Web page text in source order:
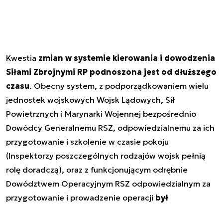
Kwestia zmian w systemie kierowania i dowodzenia
Siłami Zbrojnymi RP podnoszona jest od dłuższego
czasu. Obecny system, z podporządkowaniem wielu
jednostek wojskowych Wojsk Lądowych, Sił
Powietrznych i Marynarki Wojennej bezpośrednio
Dowódcy Generalnemu RSZ, odpowiedzialnemu za ich
przygotowanie i szkolenie w czasie pokoju
(Inspektorzy poszczególnych rodzajów wojsk pełnią
rolę doradczą), oraz z funkcjonującym odrębnie
Dowództwem Operacyjnym RSZ odpowiedzialnym za
przygotowanie i prowadzenie operacji był